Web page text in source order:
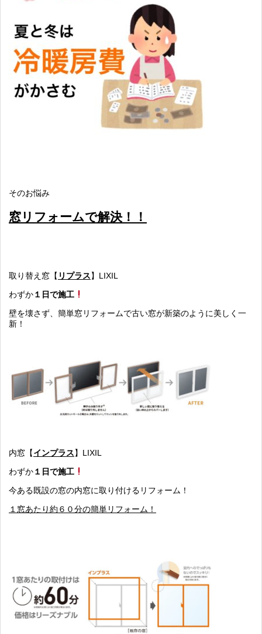
そのお悩み
窓リフォームで解決！！
取り替え窓【 リプラス】LIXIL
わずか１日で施工
壁を壊さず、簡単窓リフォームで古い窓が新築のように美しく一
新！
内窓【インプラス】LIXIL
わずか１日で施工
今ある既設の窓の内窓に取り付けるリフォーム！
１窓あたり約６０分の簡単リフォーム！